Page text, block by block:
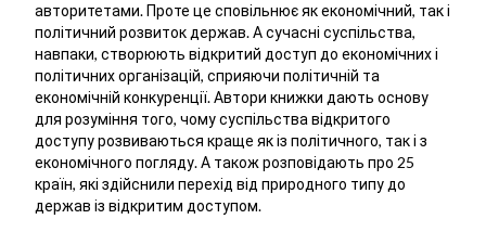
авторитетами. Проте це сповільнює як економічний, так і
політичний розвиток держав. А сучасні суспільства,
навпаки, створюють відкритий доступ до економічних і
політичних організацій, сприяючи політичній та
економічній конкуренції. Автори книжки дають основу
для розуміння того, чому суспільства відкритого
доступу розвиваються краще як із політичного, так і з
економічного погляду. А також розповідають про 25
країн, які здійснили перехід від природного типу до
держав із відкритим доступом.